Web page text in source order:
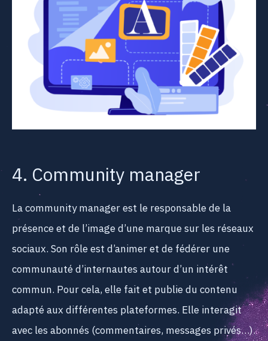
4. Community manager
La community manager est le responsable de la
présence et de l’image d’une marque sur les réseaux
sociaux. Son rôle est d’animer et de fédérer une
communauté d’internautes autour d’un intérêt
commun. Pour cela, elle fait et publie du contenu
adapté aux différentes plateformes. Elle interagit
avec les abonnés (commentaires, messages privés…).